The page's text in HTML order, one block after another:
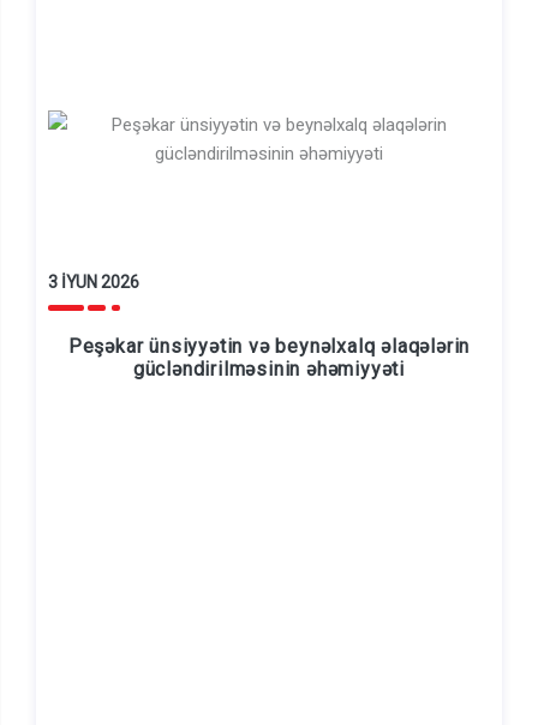
3 İYUN 2026
Peşəkar ünsiyyətin və beynəlxalq əlaqələrin
gücləndirilməsinin əhəmiyyəti